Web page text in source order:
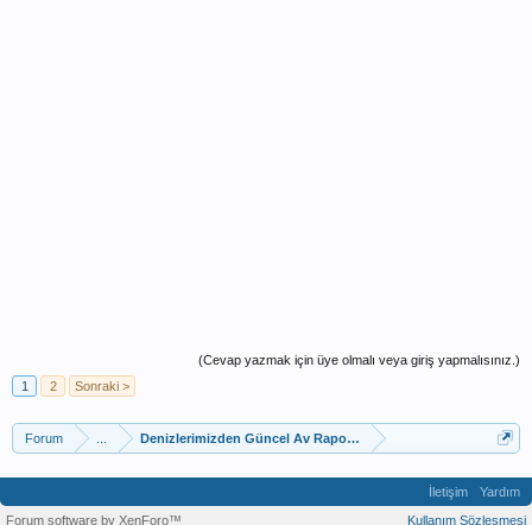
(Cevap yazmak için üye olmalı veya giriş yapmalısınız.)
1
2 Sonraki >
Forum Denizlerimizden Güncel Av Raporları
İletişim
Yardım
Kullanım Sözleşmesi
Forum software by XenForo™